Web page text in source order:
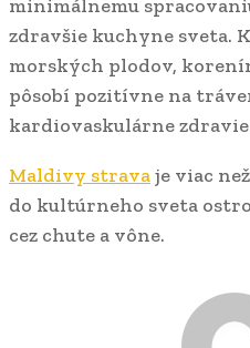
minimálnemu
zdravšie kuchyne sveta.
morských plodov,
pôsobí pozitívne na
kardiovaskulárne
Maldivy stravaje viac
do kultúrneho sveta
cez chute a vône.